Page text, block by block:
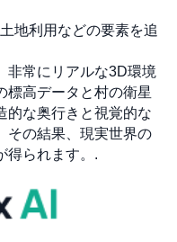
地利用などの要素を追
非常にリアルな3D環境
標高データと村の衛星
的な奥行きと視覚的な
その結果、現実世界の
得られます。.